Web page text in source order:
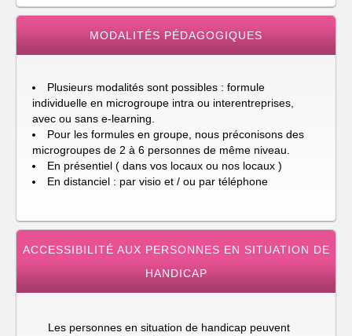
MODALITÉS PÉDAGOGIQUES
Plusieurs modalités sont possibles : formule
individuelle en microgroupe intra ou interentreprises,
avec ou sans e-learning.
Pour les formules en groupe, nous préconisons des
microgroupes de 2 à 6 personnes de même niveau.
En présentiel ( dans vos locaux ou nos locaux )
En distanciel : par visio et / ou par téléphone
ACCESSIBILITÉ AUX PERSONNES EN SITUATION DE
HANDICAP
Les personnes en situation de handicap peuvent